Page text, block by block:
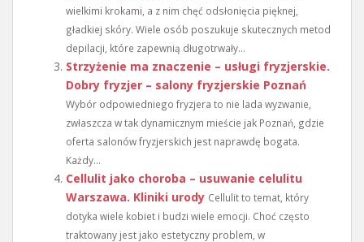
wielkimi krokami, a z nim chęć odsłonięcia pięknej,
gładkiej skóry. Wiele osób poszukuje skutecznych metod
depilacji, które zapewnią długotrwały...
Strzyżenie ma znaczenie – usługi fryzjerskie.
Dobry fryzjer – salony fryzjerskie Poznań
Wybór odpowiedniego fryzjera to nie lada wyzwanie,
zwłaszcza w tak dynamicznym mieście jak Poznań, gdzie
oferta salonów fryzjerskich jest naprawdę bogata.
Każdy...
Cellulit jako choroba – usuwanie celulitu
Warszawa. Kliniki urody Cellulit to temat, który
dotyka wiele kobiet i budzi wiele emocji. Choć często
traktowany jest jako estetyczny problem, w